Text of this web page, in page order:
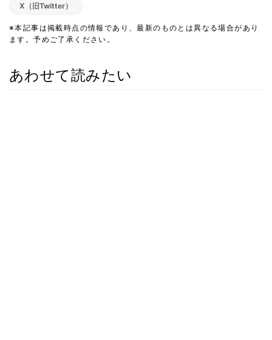
X（旧Twitter）
※本記事は掲載時点の情報であり、最新のものとは異なる場合があり
ます。予めご了承ください。
あわせて読みたい